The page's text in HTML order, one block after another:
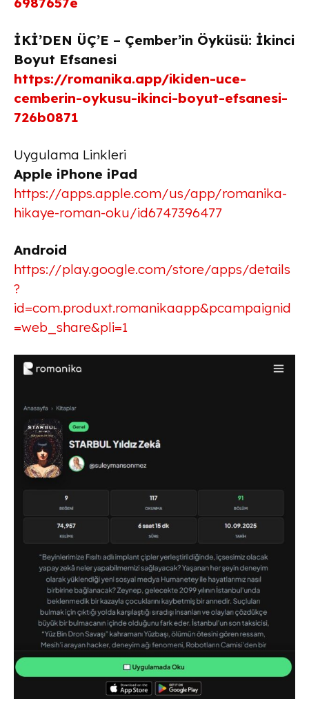
İKİ’DEN ÜÇ’E – Çember’in Öyküsü: İkinci
Boyut Efsanesi
https://romanika.app/ikiden-uce-
cemberin-oykusu-ikinci-boyut-efsanesi-
726b0871
Uygulama Linkleri
Apple iPhone iPad
https://apps.apple.com/us/app/romanika-
hikaye-roman-oku/id6747396477
Android
https://play.google.com/store/apps/details
?
id=com.produxt.romanikaapp&pcampaignid
=web_share&pli=1